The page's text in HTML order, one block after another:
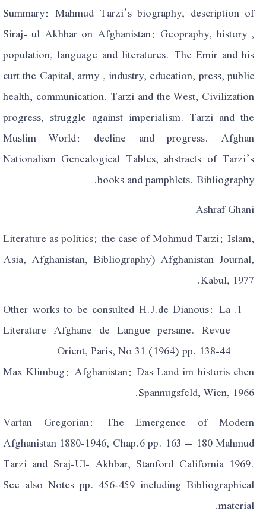
Summary: Mahmud Tarzi’s biography, description of
Siraj- ul Akhbar on Afghanistan: Geopraphy, history ,
population, language and literatures. The Emir and his
curt the Capital, army , industry, education, press, public
health, communication. Tarzi and the West, Civilization
progress, struggle against imperialism. Tarzi and the
Muslim World: decline and progress. Afghan
Nationalism Genealogical Tables, abstracts of Tarzi’s
books and pamphlets. Bibliography.
Ashraf Ghani
Literature as politics: the case of Mohmud Tarzi: Islam,
Asia, Afghanistan, Bibliography) Afghanistan Journal,
Kabul, 1977.
Other works to be consulted H.J.de Dianous: La
Literature Afghane de Langue persane. Revue
Orient, Paris, No 31 (1964) pp. 138-44
Max Klimbug: Afghanistan: Das Land im historis chen
Spannugsfeld, Wien, 1966.
Vartan Gregorian: The Emergence of Modern
Afghanistan 1880-1946, Chap.6 pp. 163 – 180 Mahmud
Tarzi and Sraj-Ul- Akhbar, Stanford California 1969.
See also Notes pp. 456-459 including Bibliographical
material.